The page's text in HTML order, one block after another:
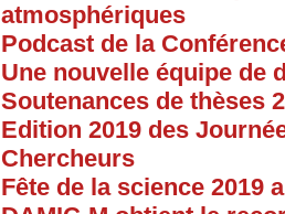
atmosphériques
Podcast de la
Une nouvelle équipe de
Soutenances de thèses
Edition 2019 des
Chercheurs
Fête de la science 2019